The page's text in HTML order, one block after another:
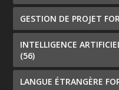
GESTION DE PROJET
INTELLIGENCE
(56)
LANGUE ÉTRANGÈRE